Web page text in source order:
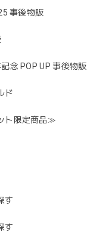
事後物販
念 POP UP 事後物販
ド
ト限定商品≫
す
す